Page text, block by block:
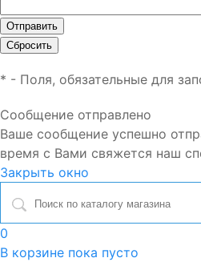
* - Поля, обязательные для
Сообщение отправлено
Ваше сообщение успешно
время с Вами свяжется наш
Закрыть окно
0
В корзине пока пусто